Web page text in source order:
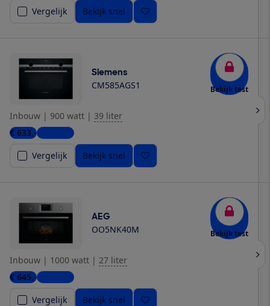
Vergelijk Bekijk snel
Siemens
CM585AGS1 Bekijk test
Inbouw | 900 watt | 39 liter
€ 633,-8 winkels
Vergelijk
Bekijk snel
AEG
OO5NK40M Bekijk test
Inbouw | 1000 watt | 27 liter
€ 645,-3 winkels
Vergelijk
Bekijk snel